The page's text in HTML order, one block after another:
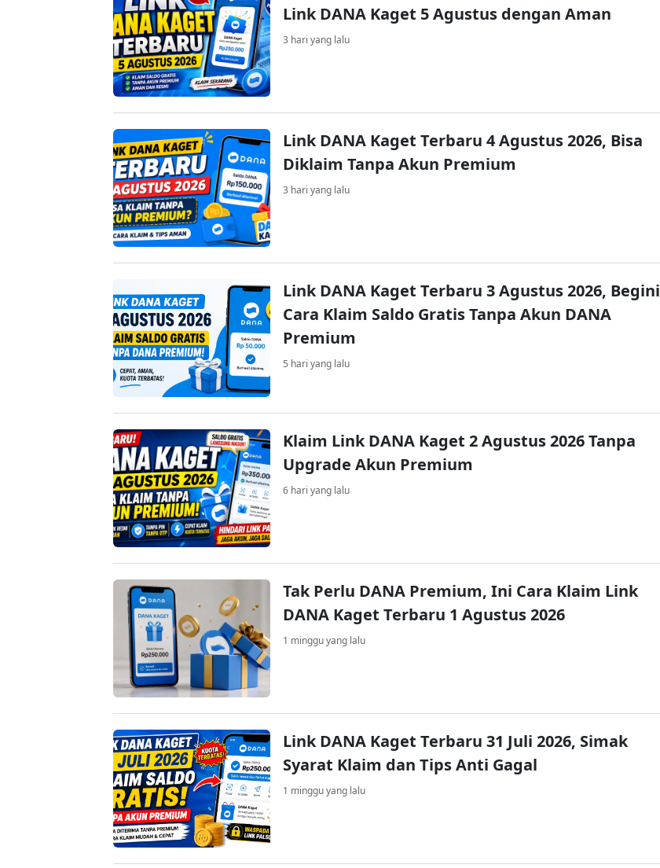
Link DANA Kaget 5 Agustus dengan Aman
3 hari yang lalu
Link DANA Kaget Terbaru 4 Agustus 2026, Bisa
Diklaim Tanpa Akun Premium
3 hari yang lalu
Link DANA Kaget Terbaru 3 Agustus 2026, Begini
Cara Klaim Saldo Gratis Tanpa Akun DANA
Premium
5 hari yang lalu
Klaim Link DANA Kaget 2 Agustus 2026 Tanpa
Upgrade Akun Premium
6 hari yang lalu
Tak Perlu DANA Premium, Ini Cara Klaim Link
DANA Kaget Terbaru 1 Agustus 2026
1 minggu yang lalu
Link DANA Kaget Terbaru 31 Juli 2026, Simak
Syarat Klaim dan Tips Anti Gagal
1 minggu yang lalu